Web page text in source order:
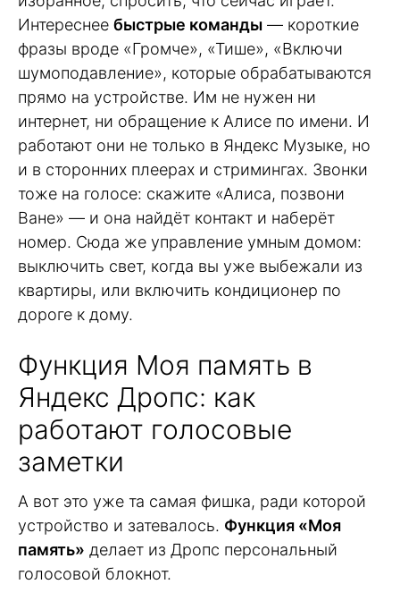
Интереснее быстрые команды — короткие
фразы вроде «Громче», «Тише», «Включи
шумоподавление», которые обрабатываются
прямо на устройстве. Им не нужен ни
интернет, ни обращение к Алисе по имени. И
работают они не только в Яндекс Музыке, но
и в сторонних плеерах и стримингах. Звонки
тоже на голосе: скажите «Алиса, позвони
Ване» — и она найдёт контакт и наберёт
номер. Сюда же управление умным домом:
выключить свет, когда вы уже выбежали из
квартиры, или включить кондиционер по
дороге к дому.
Функция Моя память в
Яндекс Дропс: как
работают голосовые
заметки
А вот это уже та самая фишка, ради которой
устройство и затевалось. Функция «Моя
память» делает из Дропс персональный
голосовой блокнот.